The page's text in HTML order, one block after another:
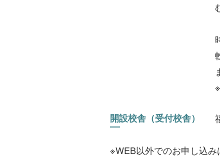
開設校舎（受付校舎）
※WEB以外でのお申し込